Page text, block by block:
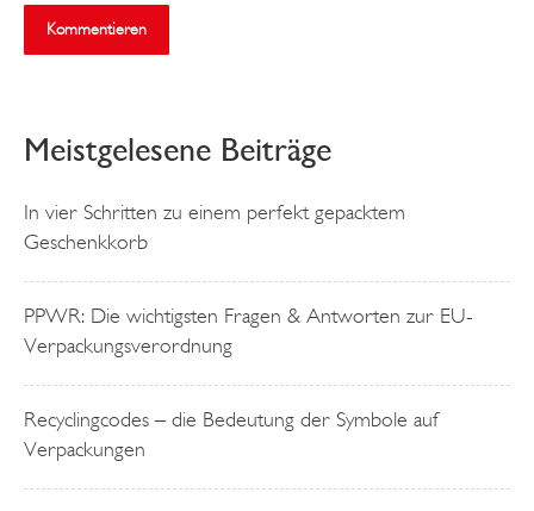
Kommentieren
Meistgelesene Beiträge
In vier Schritten zu einem perfekt gepacktem
Geschenkkorb
PPWR: Die wichtigsten Fragen & Antworten zur EU-
Verpackungsverordnung
Recyclingcodes – die Bedeutung der Symbole auf
Verpackungen